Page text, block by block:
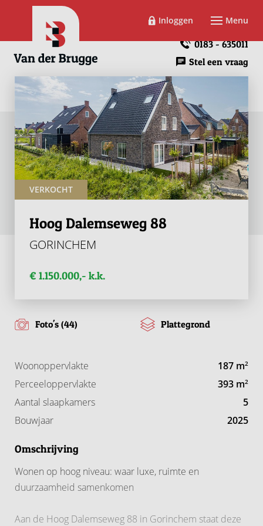
Inloggen Menu
0183 - 635011
Stel een vraag
VERKOCHT
Hoog Dalemseweg 88
GORINCHEM
€ 1.150.000,- k.k.
Foto's (44) Plattegrond
Woonoppervlakte 187 m2
Perceeloppervlakte 393 m2
Aantal slaapkamers
5
Bouwjaar
2025
Omschrijving
Wonen op hoog niveau: waar luxe, ruimte en
duurzaamheid samenkomen
Aan de Hoog Dalemseweg 88 in Gorinchem staat deze